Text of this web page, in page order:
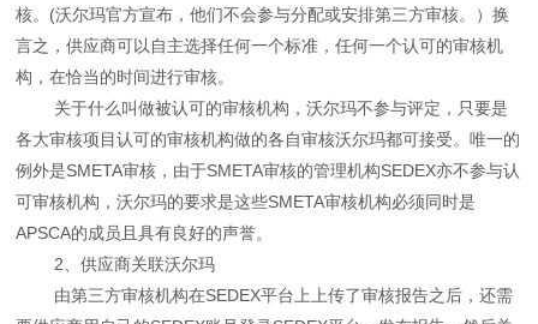
核。(沃尔玛官方宣布，他们不会参与分配或安排第三方审核。）换
言之，供应商可以自主选择任何一个标准，任何一个认可的审核机
构，在恰当的时间进行审核。
关于什么叫做被认可的审核机构，沃尔玛不参与评定，只要是
各大审核项目认可的审核机构做的各自审核沃尔玛都可接受。唯一的
例外是SMETA审核，由于SMETA审核的管理机构SEDEX亦不参与认
可审核机构，沃尔玛的要求是这些SMETA审核机构必须同时是
APSCA的成员且具有良好的声誉。
2、供应商关联沃尔玛
由第三方审核机构在SEDEX平台上上传了审核报告之后，还需